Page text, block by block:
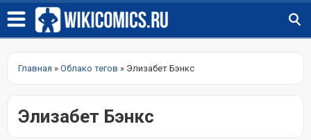
Главная » Облако тегов » Элизабет Бэнкс
Элизабет Бэнкс